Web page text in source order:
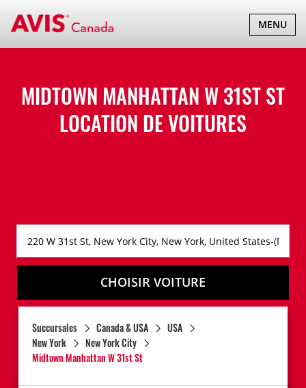
BASCULER
LA
MENU
MIDTOWN MANHATTAN W 31ST ST
LOCATION DE VOITURES
CHOISIR VOITURE
Succursales Canada & USA
USA
New York
New York City
Midtown Manhattan W 31st St